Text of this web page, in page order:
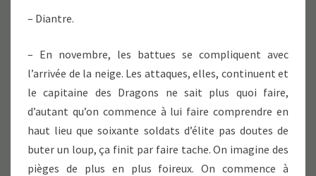
– Diantre.
– En novembre, les battues se compliquent avec
l’arrivée de la neige. Les attaques, elles, continuent et
le capitaine des Dragons ne sait plus quoi faire,
d’autant qu’on commence à lui faire comprendre en
haut lieu que soixante soldats d’élite pas doutes de
buter un loup, ça finit par faire tache. On imagine des
pièges de plus en plus foireux. On commence à